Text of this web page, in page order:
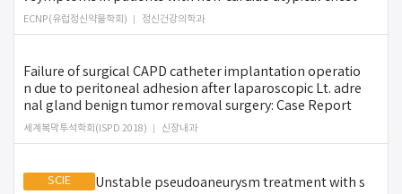
ECNP(유럽정신약물학회) 정신건강의학과
Failure of surgical CAPD catheter implantation operatio
n due to peritoneal adhesion after laparoscopic Lt. adre
nal gland benign tumor removal surgery: Case Report
세계복막투석학회(ISPD 2018) 신장내과
SCIE
Unstable pseudoaneurysm treatment with s